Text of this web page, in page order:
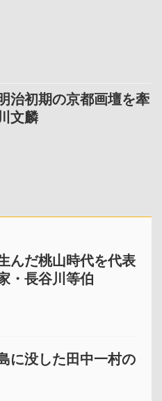
治初期の京都画壇を牽
文麟
んだ桃山時代を代表
・長谷川等伯
に没した田中一村の